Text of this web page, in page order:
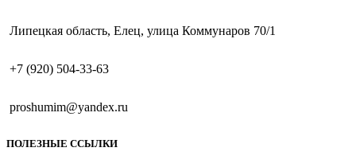
Липецкая область, Елец, улица Коммунаров 70/1
+7 (920) 504-33-63
proshumim@yandex.ru
ПОЛЕЗНЫЕ ССЫЛКИ